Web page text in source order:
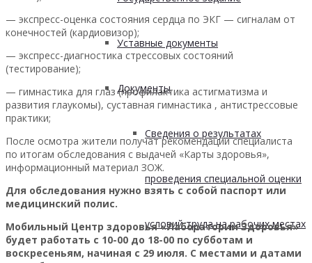
Уставные документы
Документы
Сведения о результатах
проведения специальной оценки
условий труда на рабочих местах
— экспресс-оценка состояния сердца по ЭКГ — сигналам от
конечностей (кардиовизор);
— экспресс-диагностика стрессовых состояний
(тестирование);
— гимнастика для глаз (профилактика астигматизма и
развития глаукомы), суставная гимнастика , антистрессовые
практики;
После осмотра жители получат рекомендации специалиста
по итогам обследования с выдачей «Карты здоровья»,
информационный материал ЗОЖ.
Для обследования нужно взять с собой паспорт или
медицинский полис.
Мобильный Центр здоровья «Лаборатории Здоровья»
будет работать с 10-00 до 18-00 по субботам и
воскресеньям, начиная с 29 июля. С местами и датами